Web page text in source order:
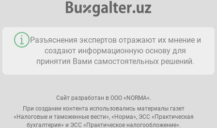
Разъяснения экспертов отражают их мнение и
создают информационную основу для
принятия Вами самостоятельных решений.
Сайт разработан в ООО «NORMA».
При создании контента использовались материалы газет
«Налоговые и таможенные вести», «Норма», ЭСС «Практическая
бухгалтерия» и ЭСС «Практическое налогообложение».